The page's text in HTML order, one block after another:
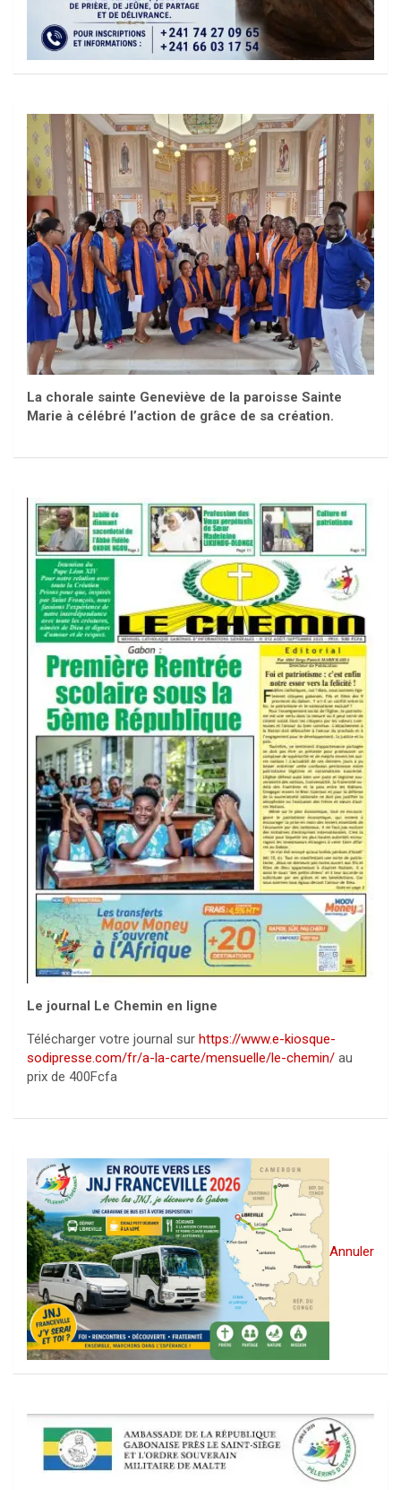
La chorale sainte Geneviève de la paroisse Sainte
Marie à célébré l’action de grâce de sa création.
Le journal Le Chemin en ligne
Télécharger votre journal sur https://www.e-kiosque-
sodipresse.com/fr/a-la-carte/mensuelle/le-chemin/ au
prix de 400Fcfa
Annuler